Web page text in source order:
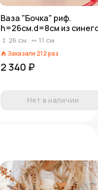
Ваза "Бочка" риф.
h=26см.d=8см из
стекла (ручная
26 см 11 см
Заказали 212раз
2 340 ₽
Нет в наличии